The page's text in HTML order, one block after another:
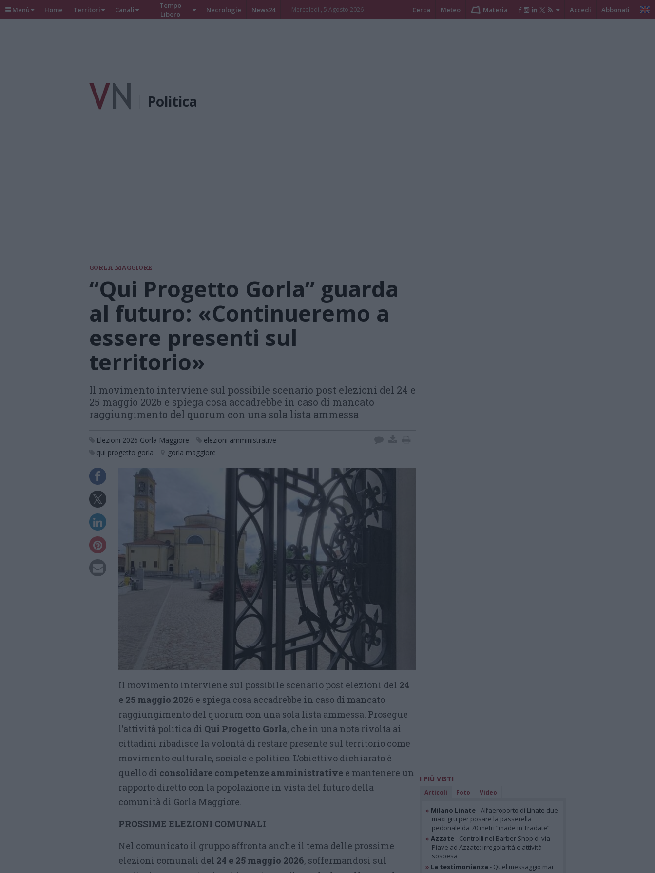
Menù Home Territori Canali
Tempo
Libero
Necrologie News24 Mercoledi , 5 Agosto 2026 Cerca Meteo Materia Accedi Abbonati
Politica
GORLA MAGGIORE
“Qui Progetto Gorla” guarda
al futuro: «Continueremo a
essere presenti sul
territorio»
Il movimento interviene sul possibile scenario post elezioni del 24 e
25 maggio 2026 e spiega cosa accadrebbe in caso di mancato
raggiungimento del quorum con una sola lista ammessa
Elezioni 2026 Gorla Maggiore
elezioni amministrative
qui progetto gorla
gorla maggiore
Il movimento interviene sul possibile scenario post elezioni del 24
e 25 maggio 2026 e spiega cosa accadrebbe in caso di mancato
raggiungimento del quorum con una sola lista ammessa. Prosegue
l’attività politica di Qui Progetto Gorla, che in una nota rivolta ai
cittadini ribadisce la volontà di restare presente sul territorio come
movimento culturale, sociale e politico. L’obiettivo dichiarato è
quello di consolidare competenze amministrative e mantenere un
rapporto diretto con la popolazione in vista del futuro della
comunità di Gorla Maggiore.
PROSSIME ELEZIONI COMUNALI
Nel comunicato il gruppo affronta anche il tema delle prossime
elezioni comunali del 24 e 25 maggio 2026, soffermandosi sul
I PIÙ VISTI
Articoli Foto Video
» Milano Linate- All’aeroporto di Linate due
maxi gru per posare la passerella
pedonale da 70 metri “made in Tradate”
» Azzate- Controlli nel Barber Shop di via
Piave ad Azzate: irregolarità e attività
sospesa
» La testimonianza - Quel messaggio mai